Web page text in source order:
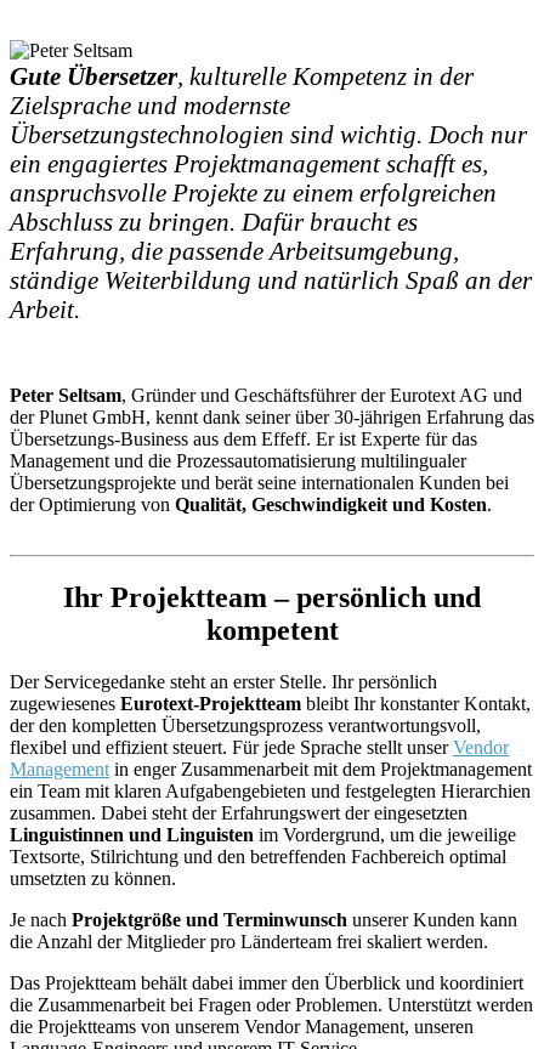
Gute Übersetzer, kulturelle Kompetenz in der
Zielsprache und modernste
Übersetzungstechnologien sind wichtig. Doch nur
ein engagiertes Projektmanagement schafft es,
anspruchsvolle Projekte zu einem erfolgreichen
Abschluss zu bringen. Dafür braucht es
Erfahrung, die passende Arbeitsumgebung,
ständige Weiterbildung und natürlich Spaß an der
Arbeit.
Peter Seltsam, Gründer und Geschäftsführer der Eurotext AG und
der Plunet GmbH, kennt dank seiner über 30-jährigen Erfahrung das
Übersetzungs-Business aus dem Effeff. Er ist Experte für das
Management und die Prozessautomatisierung multilingualer
Übersetzungsprojekte und berät seine internationalen Kunden bei
der Optimierung von Qualität, Geschwindigkeit und Kosten.
Ihr Projektteam – persönlich und
kompetent
Der Servicegedanke steht an erster Stelle. Ihr persönlich
zugewiesenes Eurotext-Projektteam bleibt Ihr konstanter Kontakt,
der den kompletten Übersetzungsprozess verantwortungsvoll,
flexibel und effizient steuert. Für jede Sprache stellt unserVendor
Management in enger Zusammenarbeit mit dem Projektmanagement
ein Team mit klaren Aufgabengebieten und festgelegten Hierarchien
zusammen. Dabei steht der Erfahrungswert der eingesetzten
Linguistinnen und Linguisten im Vordergrund, um die jeweilige
Textsorte, Stilrichtung und den betreffenden Fachbereich optimal
umsetzten zu können.
Je nach Projektgröße und Terminwunsch unserer Kunden kann
die Anzahl der Mitglieder pro Länderteam frei skaliert werden.
Das Projektteam behält dabei immer den Überblick und koordiniert
die Zusammenarbeit bei Fragen oder Problemen. Unterstützt werden
die Projektteams von unserem Vendor Management, unseren